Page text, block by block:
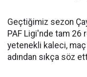
Geçtiğimiz sezon
PAF Ligi'nde tam 26
yetenekli kaleci,
adından sıkça söz